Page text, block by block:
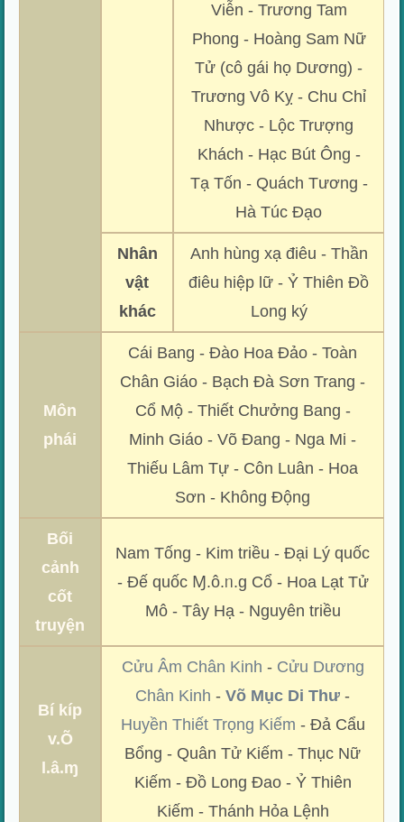
Viễn - Trương Tam
Phong - Hoàng Sam Nữ
Tử (cô gái họ Dương) -
Trương Vô Kỵ - Chu Chỉ
Nhược - Lộc Trượng
Khách - Hạc Bút Ông -
Tạ Tốn - Quách Tương -
Hà Túc Đạo
Nhân
vật
khác
Anh hùng xạ điêu - Thần
điêu hiệp lữ - Ỷ Thiên Đồ
Long ký
Môn
phái
Cái Bang - Đào Hoa Đảo - Toàn
Chân Giáo - Bạch Đà Sơn Trang -
Cổ Mộ - Thiết Chưởng Bang -
Minh Giáo - Võ Đang - Nga Mi -
Thiếu Lâm Tự - Côn Luân - Hoa
Sơn - Không Động
Bối
cảnh
cốt
truyện
Nam Tống - Kim triều - Đại Lý quốc
- Đế quốc Ɱ.ô.ᥒ.g Cổ - Hoa Lạt Tử
Mô - Tây Hạ - Nguyên triều
Bí kíp
v.Õ
l.â.ɱ
Cửu Âm Chân Kinh - Cửu Dương
Chân Kinh -Võ Mục Di Thư -
Huyền Thiết Trọng Kiếm - Đả Cẩu
Bổng - Quân Tử Kiếm - Thục Nữ
Kiếm - Đồ Long Đao - Ỷ Thiên
Kiếm - Thánh Hỏa Lệnh